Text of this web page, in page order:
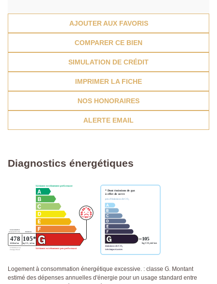
AJOUTER AUX FAVORIS
COMPARER CE BIEN
SIMULATION DE CRÉDIT
IMPRIMER LA FICHE
NOS HONORAIRES
ALERTE EMAIL
Diagnostics énergétiques
Logement à consommation énergétique excessive. : classe G. Montant
estimé des dépenses annuelles d'énergie pour un usage standard entre